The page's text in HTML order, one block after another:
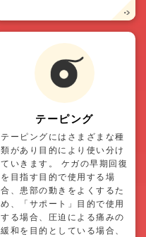
テーピング
テーピングにはさまざまな種
類があり目的により使い分け
ていきます。 ケガの早期回復
を目指す目的で使用する場
合、患部の動きをよくするた
め、「サポート」目的で使用
する場合、圧迫による痛みの
緩和を目的としている場合、